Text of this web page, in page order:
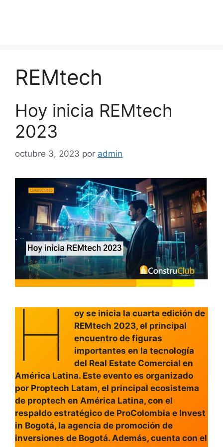
REMtech
Hoy inicia REMtech
2023
octubre 3, 2023 por admin
H
oy se inicia la cuarta edición de
REMtech 2023, el principal
encuentro de figuras
importantes en la tecnología
del Real Estate Comercial en
América Latina. Este evento es organizado
por Proptech Latam, el principal ecosistema
de proptech en América Latina, con el
respaldo estratégico de ProColombia e Invest
in Bogotá, la agencia de promoción de
inversiones de Bogotá. Además, cuenta con el